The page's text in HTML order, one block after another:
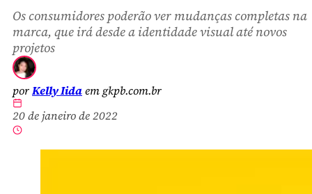
Os consumidores poderão ver mudanças completas na
marca, que irá desde a identidade visual até novos
projetos
porKelly Iidaem gkpb.com.br
20 de janeiro de 2022